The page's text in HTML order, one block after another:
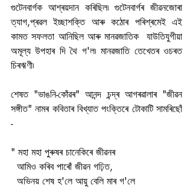
গুটেনবাৰ্গক আশ্ৰয়দান কৰিছিল৷ গুটেনবাৰ্গৰ জীৱনজোৰা
ত্যাগ,প্ৰৱল ইচ্ছাশক্তি আৰু কঠোৰ পৰিশ্ৰমেই এই
কামত সফলতা আনিছিল আৰু মানৱজাতিক  যাউতিযুগীয়া
অমূল্য উপহাৰ দি থৈ গ'ল৷ মানৱজাতি তেখেতৰ ওচৰত
চিৰঋণী৷
শেষত "ভাঙনি-কোঁৱৰ" আনন্দ চন্দ্ৰ আগৰৱালাৰ "জীৱন
সঙ্গীত" নামৰ কবিতাৰ বিখ্যাত পংক্তিৰে টোকাটি সামৰিছোঁ
-
" মহা মহা পুৰুষৰ চানেকিৰে জীৱনৰ
  আমিও কৰিব পাৰোঁ জীৱন গঢ়িত,
  অভিনয় শেষ হ'লে আয়ু বেলি মাৰ গ'লে